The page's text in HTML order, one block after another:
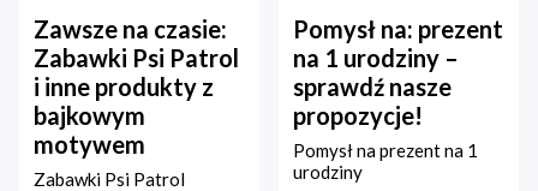
Zawsze na czasie:
Zabawki Psi Patrol
i inne produkty z
bajkowym
motywem
Zabawki Psi Patrol
Pomysł na: prezent
na 1 urodziny –
sprawdź nasze
propozycje!
Pomysł na prezent na 1
urodziny